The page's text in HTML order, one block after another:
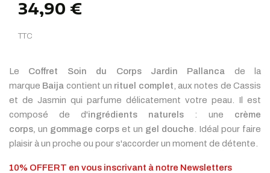
34,90 €
TTC
Le Coffret Soin du Corps Jardin Pallanca de la
marque Baija contient un rituel complet , aux notes de Cassis
et de Jasmin qui parfume délicatement votre peau. Il est
composé de d'ingrédients naturels : une crème
corps, un gommage corps et un gel douche . Idéal pour faire
plaisir à un proche ou pour s'accorder un moment de détente.
10% OFFERT en vous inscrivant à notre Newsletters